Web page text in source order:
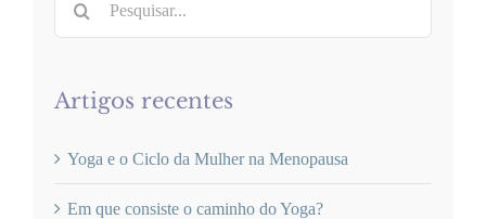
Artigos recentes
Yoga e o Ciclo da Mulher na Menopausa
Em que consiste o caminho do Yoga?